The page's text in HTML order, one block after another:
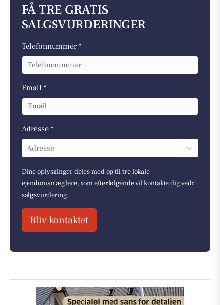
FÅ TRE GRATIS
SALGSVURDERINGER
Telefonnummer *
Email *
Adresse *
Adresse
Dine oplysninger deles med op til tre lokale
ejendomsmæglere, som efterfølgende vil kontakte dig vedr.
salgsvurdering.
Bliv kontaktet